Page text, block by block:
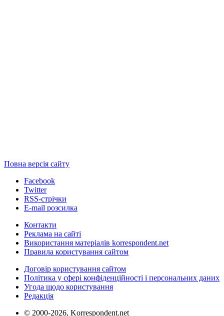
Повна версія сайту
Facebook
Twitter
RSS-стрічки
E-mail розсилка
Контакти
Реклама на сайті
Використання матеріалів korrespondent.net
Правила користування сайтом
Договір користування сайтом
Політика у сфері конфіденційності і персональних даних
Угода щодо користування
Редакція
© 2000-2026, Korrespondent.net